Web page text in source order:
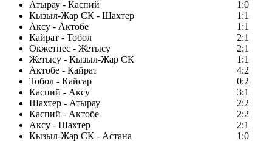
Атырау - Каспий
1:0
Кызыл-Жар СК - Шахтер
1:1
Аксу - Актобе
1:1
Кайрат - Тобол
2:1
Окжетпес - Жетысу
2:1
Жетысу - Кызыл-Жар СК
1:1
Актобе - Кайрат
4:2
Тобол - Кайсар
0:2
Каспий - Аксу
3:1
Шахтер - Атырау
2:2
Каспий - Актобе
2:2
Аксу - Шахтер
2:1
Кызыл-Жар СК - Астана
1:0